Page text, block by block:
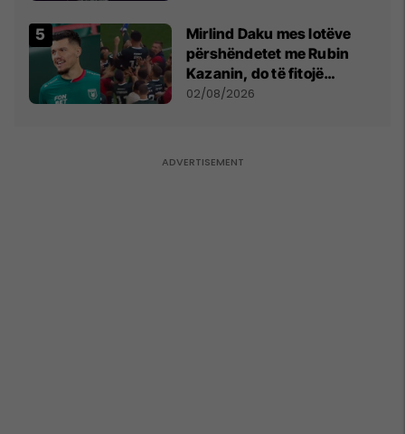
Mirlind Daku mes lotëve
përshëndetet me Rubin
Kazanin, do të fitojë
miliona te Spartak Moska
02/08/2026